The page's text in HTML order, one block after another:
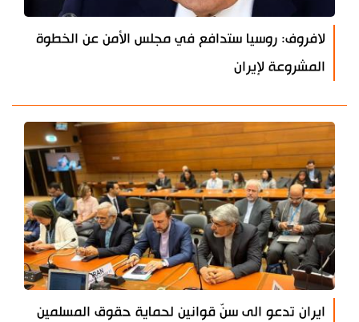
لافروف: روسيا ستدافع في مجلس الأمن عن الخطوة
المشروعة لإيران
ايران تدعو الى سنّ قوانين لحماية حقوق المسلمين